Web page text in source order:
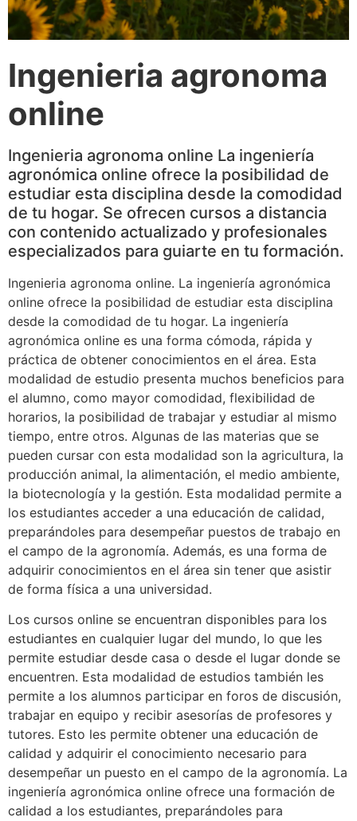
Ingenieria agronoma
online
Ingenieria agronoma online La ingeniería
agronómica online ofrece la posibilidad de
estudiar esta disciplina desde la comodidad
de tu hogar. Se ofrecen cursos a distancia
con contenido actualizado y profesionales
especializados para guiarte en tu formación.
Ingenieria agronoma online. La ingeniería agronómica
online ofrece la posibilidad de estudiar esta disciplina
desde la comodidad de tu hogar. La ingeniería
agronómica online es una forma cómoda, rápida y
práctica de obtener conocimientos en el área. Esta
modalidad de estudio presenta muchos beneficios para
el alumno, como mayor comodidad, flexibilidad de
horarios, la posibilidad de trabajar y estudiar al mismo
tiempo, entre otros. Algunas de las materias que se
pueden cursar con esta modalidad son la agricultura, la
producción animal, la alimentación, el medio ambiente,
la biotecnología y la gestión. Esta modalidad permite a
los estudiantes acceder a una educación de calidad,
preparándoles para desempeñar puestos de trabajo en
el campo de la agronomía. Además, es una forma de
adquirir conocimientos en el área sin tener que asistir
de forma física a una universidad.
Los cursos online se encuentran disponibles para los
estudiantes en cualquier lugar del mundo, lo que les
permite estudiar desde casa o desde el lugar donde se
encuentren. Esta modalidad de estudios también les
permite a los alumnos participar en foros de discusión,
trabajar en equipo y recibir asesorías de profesores y
tutores. Esto les permite obtener una educación de
calidad y adquirir el conocimiento necesario para
desempeñar un puesto en el campo de la agronomía. La
ingeniería agronómica online ofrece una formación de
calidad a los estudiantes, preparándoles para